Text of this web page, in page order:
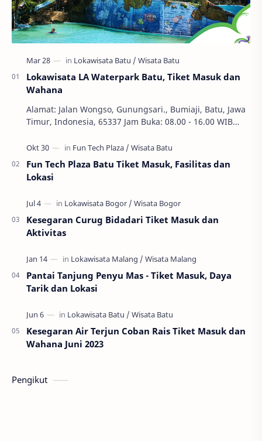
Lokawisata LA Waterpark Batu, Tiket Masuk dan
Wahana
Alamat: Jalan Wongso, Gunungsari., Bumiaji, Batu, Jawa
Timur, Indonesia, 65337 Jam Buka: 08.00 - 16.00 WIB
Fun Tech Plaza Batu Tiket Masuk, Fasilitas dan
Lokasi
Kesegaran Curug Bidadari Tiket Masuk dan
Aktivitas
Pantai Tanjung Penyu Mas - Tiket Masuk, Daya
Tarik dan Lokasi
Kesegaran Air Terjun Coban Rais Tiket Masuk dan
Wahana Juni 2023
Pengikut